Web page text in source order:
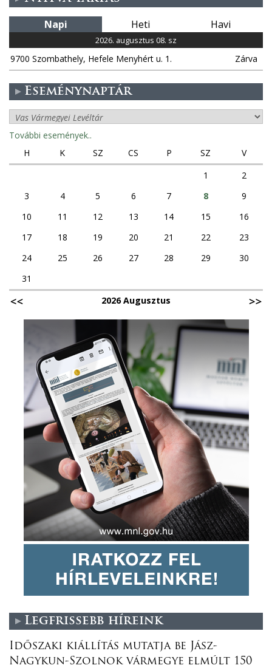
l
a
k
Napi Heti Havi
2026. augusztus 08. sz
9700 Szombathely, Hefele Menyhért u. 1. Zárva
Eseménynaptár
További események..
H
K SZ CS P SZ
V
1
2
3
4 5 6 7 8
9
10
11 12 13 14 15
16
17
18 19 20 21 22
23
24
25 26 27 28 29
30
31
2026 Augusztus
Legfrissebb híreink
Időszaki kiállítás mutatja be Jász-
Nagykun-Szolnok vármegye elmúlt 150